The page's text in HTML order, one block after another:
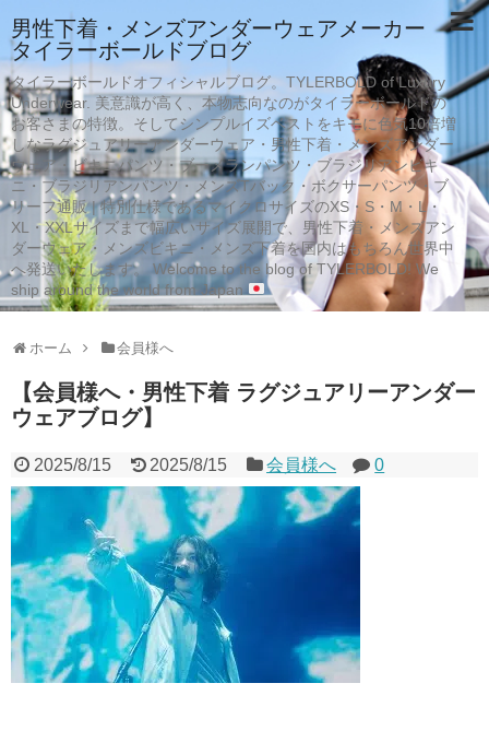
男性下着・メンズアンダーウェアメーカー
タイラーボールドブログ
タイラーボールドオフィシャルブログ。TYLERBOLD of Luxury
Underwear. 美意識が高く、本物志向なのがタイラーボールドの
お客さまの特徴。そしてシンプルイズベストをキモに色気10倍増
しなラグジュアリーアンダーウェア・男性下着・メンズアンダー
ウェア・ビキニパンツ・ブーメランパンツ・ブラジリアンビキ
ニ・ブラジリアンパンツ・メンズTバック・ボクサーパンツ・ブ
リーフ通販 | 特別仕様であるマイクロサイズのXS・S・M・L・
XL・XXLサイズまで幅広いサイズ展開で、男性下着・メンズアン
ダーウェア・メンズビキニ・メンズ下着を国内はもちろん世界中
へ発送いたします。 Welcome to the blog of TYLERBOLD! We
ship around the world from Japan
ホーム 会員様へ
【会員様へ・男性下着 ラグジュアリーアンダー
ウェアブログ】
2025/8/15 2025/8/15 会員様へ 0